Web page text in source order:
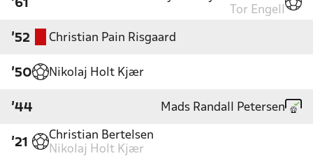
'61
Tor Engell
'52 Christian Pain Risgaard
'50 Nikolaj Holt Kjær
'44 Mads Randall Petersen
'21
Christian Bertelsen
Nikolaj Holt Kjær